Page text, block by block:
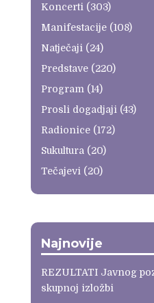
Koncerti (303)
Manifestacije(108)
Natječaji (24)
Predstave(220)
Program (14)
Prosli dogadjaji (43)
Radionice(172)
Sukultura (20)
Tečajevi (20)
Najnovije
REZULTATI Javnog
skupnoj izložbi